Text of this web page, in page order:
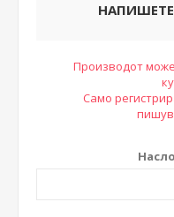
Производот
Само